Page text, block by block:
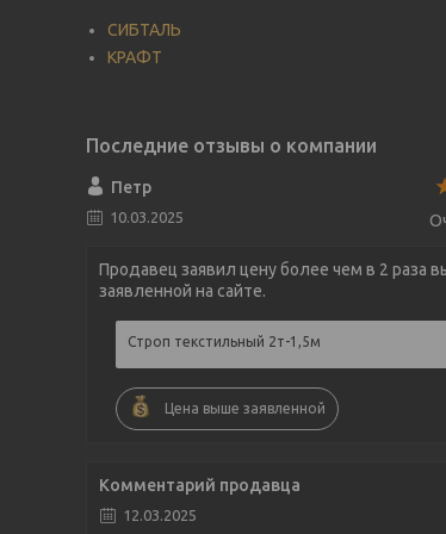
СИБТАЛЬ
КРАФТ
Петр
10.03.2025
Продавец заявил цену более чем в 2 раза
заявленной на сайте.
Строп текстильный 2т-1,5м
Цена выше заявленной
Комментарий продавца
12.03.2025